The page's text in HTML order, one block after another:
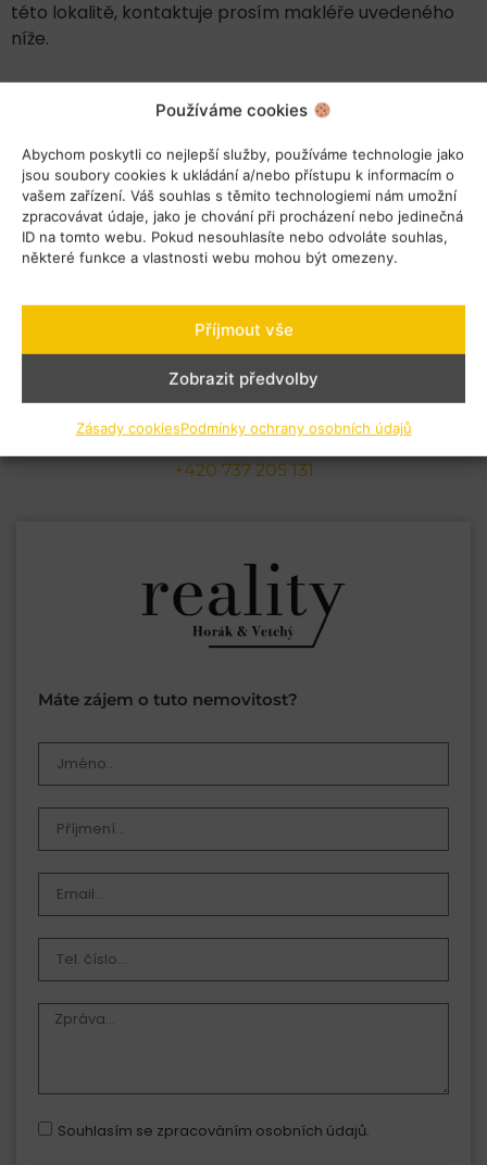
Používáme cookies
Abychom poskytli co nejlepší služby, používáme technologie jako
jsou soubory cookies k ukládání a/nebo přístupu k informacím o
vašem zařízení. Váš souhlas s těmito technologiemi nám umožní
zpracovávat údaje, jako je chování při procházení nebo jedinečná
ID na tomto webu. Pokud nesouhlasíte nebo odvoláte souhlas,
některé funkce a vlastnosti webu mohou být omezeny.
Příjmout vše
Zobrazit předvolby
Zásady cookiesPodmínky ochrany osobních údajů
této lokalitě, kontaktuje prosím makléře uvedeného
níže.
Máte zájem o tuto nemovitost?
Souhlasím se zpracováním osobních údajů.
Stanislav Horák
horak@hvreality.cz
+420 737 205 131